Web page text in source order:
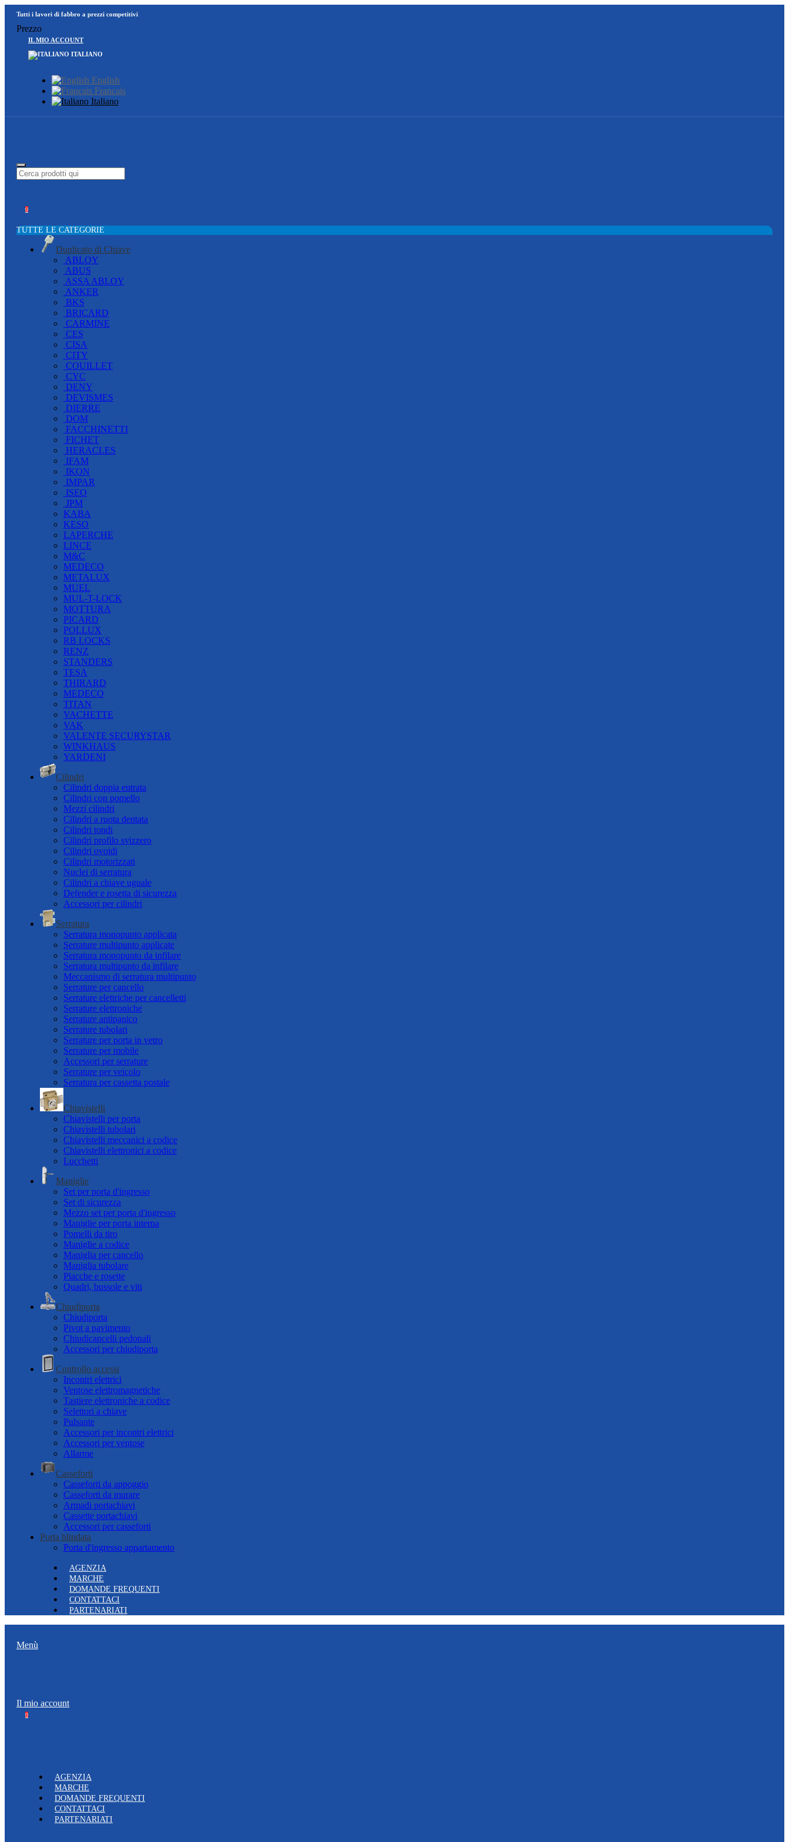
Tutti i lavori di fabbro a prezzi competitivi
Prezzo
IL MIO ACCOUNT
ITALIANO
English
Français
Italiano
0
TUTTE LE CATEGORIE
Duplicato di Chiave
ABLOY
ABUS
ASSA ABLOY
ANKER
BKS
BRICARD
CARMINE
CES
CISA
CITY
COUILLET
CYC
DENY
DEVISMES
DIERRE
DOM
FACCHINETTI
FICHET
HERACLES
IFAM
IKON
IMPAR
ISEO
JPM
KABA
KESO
LAPERCHE
LINCE
M&C
MEDECO
METALUX
MUEL
MUL-T-LOCK
MOTTURA
PICARD
POLLUX
RB LOCKS
RENZ
STANDERS
TESA
THIRARD
MEDECO
TITAN
VACHETTE
VAK
VALENTE SECURYSTAR
WINKHAUS
YARDENI
Cilindri
Cilindri doppia entrata
Cilindri con pomello
Mezzi cilindri
Cilindri a ruota dentata
Cilindri tondi
Cilindri profilo svizzero
Cilindri ovoidi
Cilindri motorizzati
Nuclei di serratura
Cilindri a chiave uguale
Defender e rosetta di sicurezza
Accessori per cilindri
Serratura
Serratura monopunto applicata
Serrature multipunto applicate
Serratura monopunto da infilare
Serratura multipunto da infilare
Meccanismo di serratura multipunto
Serrature per cancello
Serrature elettriche per cancelletti
Serrature elettroniche
Serrature antipanico
Serrature tubolari
Serrature per porta in vetro
Serrature per mobile
Accessori per serrature
Serrature per veicolo
Serratura per cassetta postale
Chiavistelli
Chiavistelli per porta
Chiavistelli tubolari
Chiavistelli meccanici a codice
Chiavistelli elettronici a codice
Lucchetti
Maniglie
Set per porta d'ingresso
Set di sicurezza
Mezzo set per porta d'ingresso
Maniglie per porta interna
Pomelli da tiro
Maniglie a codice
Maniglia per cancello
Maniglia tubolare
Placche e rosette
Quadri, bussole e viti
Chiudiporta
Chiudiporta
Pivot a pavimento
Chiudicancelli pedonali
Accessori per chiudiporta
Controllo accessi
Incontri elettrici
Ventose elettromagnetiche
Tastiere elettroniche a codice
Selettori a chiave
Pulsante
Accessori per incontri elettrici
Accessori per ventose
Allarme
Casseforti
Casseforti da appoggio
Casseforti da murare
Armadi portachiavi
Cassette portachiavi
Accessori per casseforti
Porta blindata
Porta d'ingresso appartamento
AGENZIA
MARCHE
DOMANDE FREQUENTI
CONTATTACI
PARTENARIATI
Menù
Il mio account
0
AGENZIA
MARCHE
DOMANDE FREQUENTI
CONTATTACI
PARTENARIATI